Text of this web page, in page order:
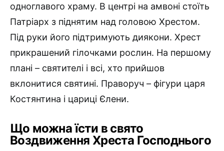
одноглавого храму. В центрі на амвоні стоїть
Патріарх з піднятим над головою Хрестом.
Під руки його підтримують диякони. Хрест
прикрашений гілочками рослин. На першому
плані – святителі і всі, хто прийшов
вклонитися святині. Праворуч – фігури царя
Костянтина і цариці Єлени.
Що можна їсти в свято
Воздвиження Хреста Господнього